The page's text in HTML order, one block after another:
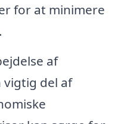
for at minimere
af
vigtig del af